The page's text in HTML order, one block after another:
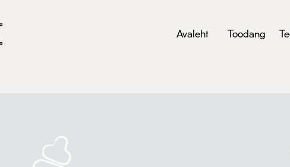
Avaleht Toodang